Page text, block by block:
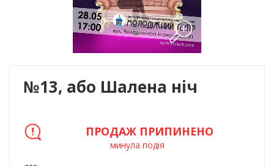
№13, або Шалена ніч
ПРОДАЖ ПРИПИНЕНО
минула подія